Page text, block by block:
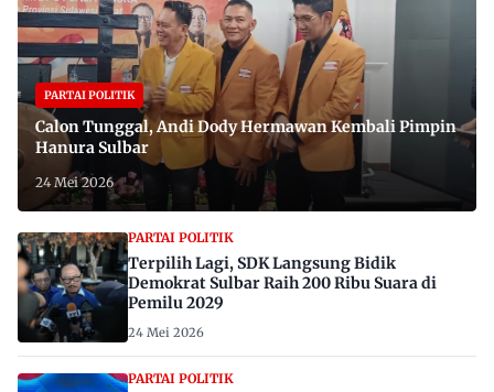
PARTAI POLITIK
Calon Tunggal, Andi Dody Hermawan Kembali Pimpin
Hanura Sulbar
24 Mei 2026
PARTAI POLITIK
Terpilih Lagi, SDK Langsung Bidik
Demokrat Sulbar Raih 200 Ribu Suara di
Pemilu 2029
24 Mei 2026
PARTAI POLITIK